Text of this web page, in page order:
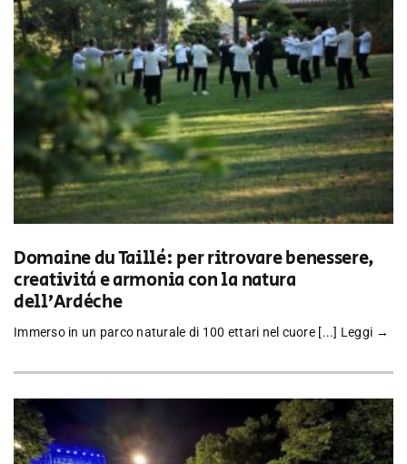
Domaine du Taillé: per ritrovare benessere,
creatività e armonia con la natura
dell’Ardèche
Immerso in un parco naturale di 100 ettari nel cuore [...] Leggi →